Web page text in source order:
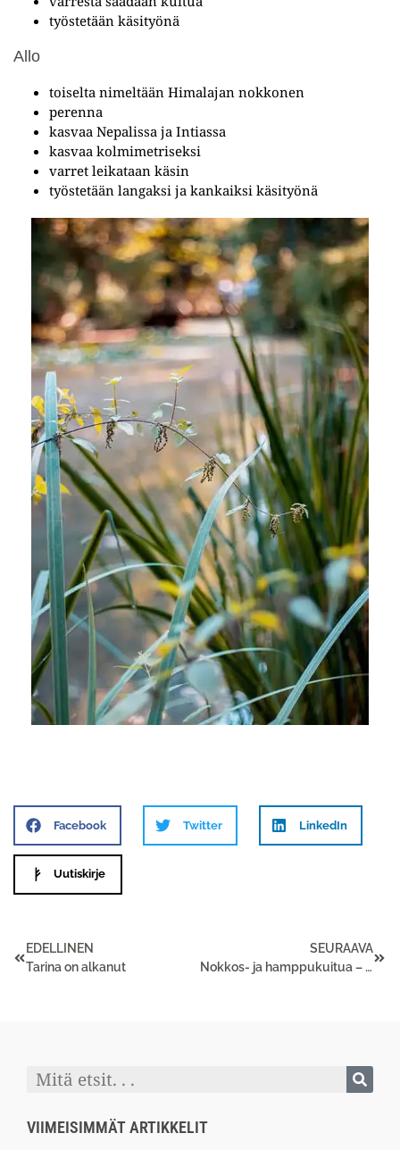
työstetään käsityönä
Allo
toiselta nimeltään Himalajan nokkonen
perenna
kasvaa Nepalissa ja Intiassa
kasvaa kolmimetriseksi
varret leikataan käsin
työstetään langaksi ja kankaiksi käsityönä
Facebook Twitter LinkedIn
Uutiskirje
EDELLINEN
Tarina on alkanut
SEURAAVA
Nokkos- ja hamppukuitua – eettisesti valmistettuja ekologisia kankaita
VIIMEISIMMÄT ARTIKKELIT